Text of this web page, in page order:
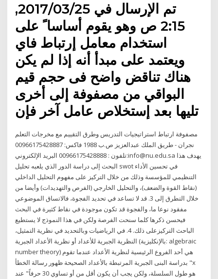
تم الإرسال في 25‏/03‏/2017,
2:15 ص وهو يقوم أساسا ً على
استخدام معامل إرتباط فاي
ويعتمد على مبدأ أنه إذا لم يكن
هناك تناقض واضح فى حجم قيم
البواقي من مصفوفة إلى أخرى
تليها بعد إستخلاص عامل آخر فإن
مصفوفة ارتباط استراتيجيات التدريس وطرق التقييم مع مخرجات التعلم
نجران - طريق الملك عبدالعزيز ص.ب 1988 فاكس: 00966175428887
تلفون : 00966175428888 البريد الإلكتروني:info@nu.edu.sa يهدف هذا
البحث إلى دراسة الدور الذي يلعبه تحليل swot في تحسين الأداء
التنظيمي للمؤسسة وذلك من خلال التركيز على مفهوم التحليل الداخلي
(نقاط القوة والضعف)، والتحليل الخارجي (الفرص والتهديدات) وأيضا من
خلال التطرق إلى 3. قد لا تساعد في تحديد الفجوة، فالاتساق الموضوعي
مفقود نوعا ما، والفجوة قد تكون موجودة في نقاط كثيرة في البحث
فيحسن ذكرها كلما سنحت الفرصة ولكن في هذا النموذج لا يستطيع
الباحث التركيزعلى ذلك. 4. في الرياضيات وبالتحديد في نظرية التمثيل،
النظرية الجبرية للأعداد أو نظرية الأعداد الجبرية (بالإنكليزية: algebraic
number theory) هي أحد الفروع الرئيسية لنظرية الأعداد عندما تقوم
بدراسة البنى الجبرية المرتبطة بالأعداد الصحيحة ظهور رسالة الخطأ "x
هو طول السلسلة، ولكن يجب أن يكون أقل من أو تساوي 30 حرفاً" عند